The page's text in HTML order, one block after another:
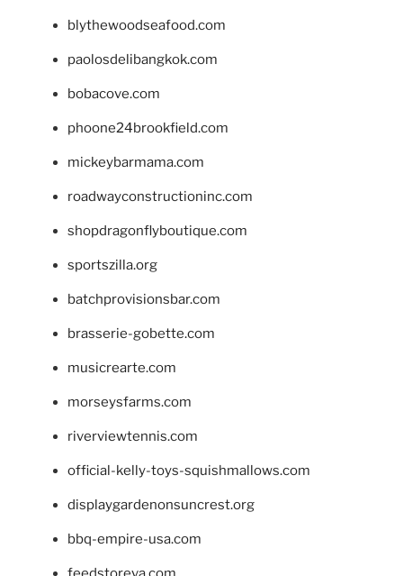
blythewoodseafood.com
paolosdelibangkok.com
bobacove.com
phoone24brookfield.com
mickeybarmama.com
roadwayconstructioninc.com
shopdragonflyboutique.com
sportszilla.org
batchprovisionsbar.com
brasserie-gobette.com
musicrearte.com
morseysfarms.com
riverviewtennis.com
official-kelly-toys-squishmallows.com
displaygardenonsuncrest.org
bbq-empire-usa.com